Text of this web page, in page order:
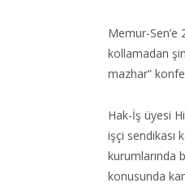
Memur-Sen’e
kollamadan
mazhar”
Hak-İş üyesi
işçi sendikası
kurumlarında
konusunda